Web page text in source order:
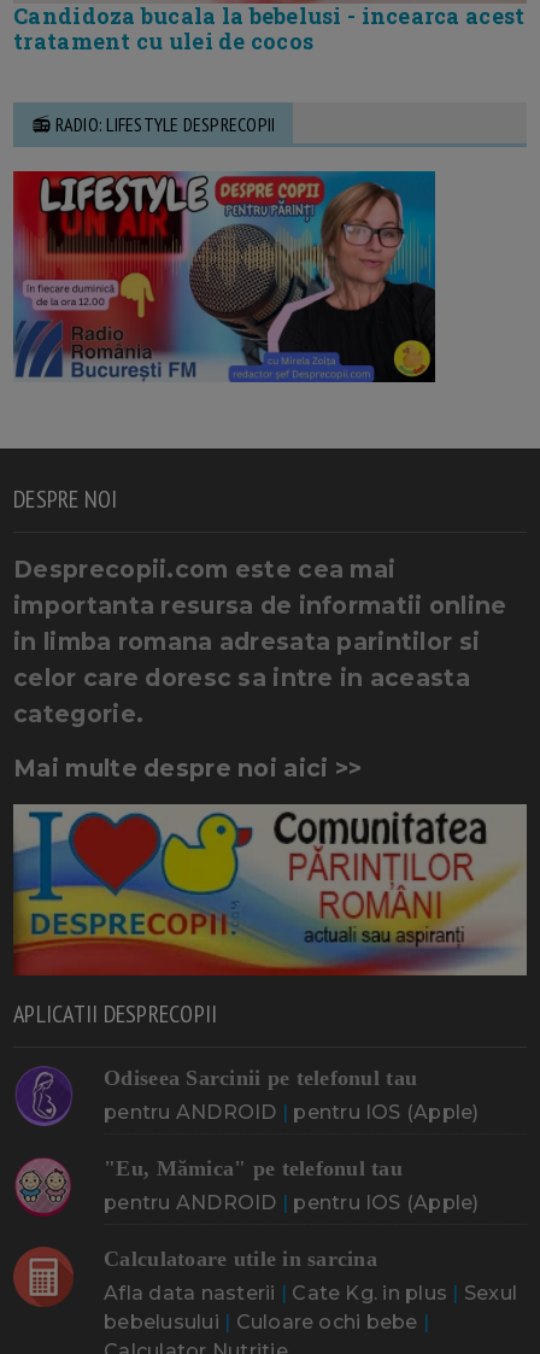
Candidoza bucala la bebelusi - incearca acest
tratament cu ulei de cocos
📻 RADIO: LIFESTYLE DESPRECOPII
DESPRE NOI
Desprecopii.com este cea mai
importanta resursa de informatii online
in limba romana adresata parintilor si
celor care doresc sa intre in aceasta
categorie.
Mai multe despre noi aici >>
APLICATII DESPRECOPII
Odiseea Sarcinii pe telefonul tau
pentru ANDROID | pentru IOS (Apple)
"Eu, Mămica" pe telefonul tau
pentru ANDROID | pentru IOS (Apple)
Calculatoare utile in sarcina
Afla data nasterii | Cate Kg. in plus | Sexul
bebelusului | Culoare ochi bebe |